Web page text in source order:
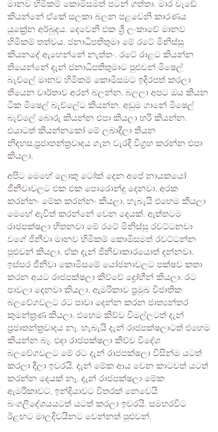
මානව හිමිකම් කොමිසමත් පටන් ගත්තා. මාර වැඩේ
කියන්නේ ඒකේ සලකා බලන පළවෙනි කාරණය
යුක්‍රේන අර්බුදය. දෙවෙනි එක ශ්‍රී ලංකාවේ මානව
හිමිකම් තත්වය. ජනාධිපතිතුමා මේ රටේ මිනිස්සු
කියනදේ ඇහෙන්නේ නැත්තං. රටේ රාළට කියන්න
තියෙන්නේ දැන් ජනාධිපතිතුමාට පුළුවන් මිෂෙල්
බැච්ලේ මානව හිමිකම් කොමිසමට ඉදිරපත් කරලා
තියෙන වාර්තාව අරන් බලන්න. බලලා අපට ඔය කියන
ටික මිෂෙල් බැච්ලේට කියන්න. අඩුම ගානේ මිෂෙල්
බැච්ලේ බොරු කියන්න එපා කියලා හරි කියන්න.
එයාටත් කියන්නකෝ මේ ලබාදීලා තියන
නිදහස,ප්‍රජාතන්ත්‍රවාදය ගැන වැරදි විග්‍රහ කරන්න එපා
කියලා.
අපිට මෙහේ ලොකු ටෝක් දෙන අපේ නායකයෝ
ජීනීවාවලට එක එක පොරොන්දු දෙනවා. අරක
කරන්නං මේක කරන්නං කියලා. හැබැයි එහෙම කියලා
මෙහේ ඇවිත් කරන්නේ වෙන දෙයක්. ඇත්තටම
රාජපක්ෂලා හිතනවා මේ රටේ මිනිස්සු රවට්ටනවා
වගේ ජිනීවා මානව හිමිකම් කොමිසමත් රවට්ටන්න
පුළුවන් කියලා. ඒක දැන් ජිනීවාකාරයොත් දන්නවා.
ඉස්සර ජීනිවා කොමිසමේ යෝජනාවලට පක්ෂව කතා
කරන අයට රාජපක්ෂලා කිව්වේ ද්‍රෝහීන් කියලා. රට
පාවලා දෙනවා කියලා. ඇමරිකාව ප්‍රමුඛ විජාතික
බලවේගවලට රට පාවා දෙන්න කරන ජාත්‍යන්තර
කුමන්ත්‍රණ කියලා. එහෙම කිව්ව විමල්ලටත් දැන්
ප්‍රජාතන්ත්‍රවාදය නෑ. හැබැයි දැන් රාජපක්ෂලාටත් එහෙම
කියන්න බෑ. එදා රාජපක්ෂලා කිව්ව විදේශ
බලවේගවලට මේ රට දැන් රාජපක්ෂලා විසින්ම යටත්
කරලා දීලා ඉවරයි. දැන් මේක ආය වෙන කාටවත් යටත්
කරන්න දෙයක් නෑ. දැන් රාජපක්ෂලා මේක
ඇමරිකාවට, ඉන්දියාවට විතරක් නෙවෙයි
බංගලිදේශයයටත් යටත් කරලා ඉවරයි. සමහරවිට
ඊළඟට මාලදිවයිනට වෙන්නත් පුළුවන්.